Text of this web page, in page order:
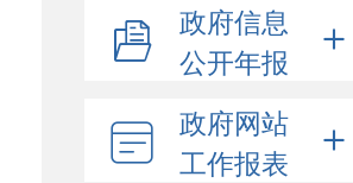
政府信息
公开年报
政府网站
工作报表